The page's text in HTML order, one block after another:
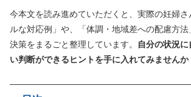
今本文を読み進めていただくと、実際の妊婦
ルな対応例」や、「体調・地域差への配慮方
決策をまるごと整理しています。
自分の状況
い判断ができるヒントを手に入れてみませんか